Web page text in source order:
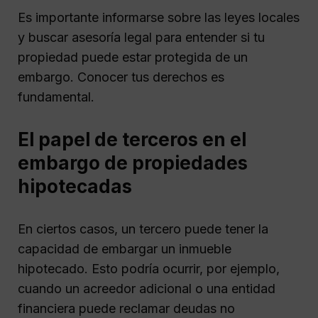
Es importante informarse sobre las leyes locales
y buscar asesoría legal para entender si tu
propiedad puede estar protegida de un
embargo. Conocer tus derechos es
fundamental.
El papel de terceros en el
embargo de propiedades
hipotecadas
En ciertos casos, un tercero puede tener la
capacidad de embargar un inmueble
hipotecado. Esto podría ocurrir, por ejemplo,
cuando un acreedor adicional o una entidad
financiera puede reclamar deudas no